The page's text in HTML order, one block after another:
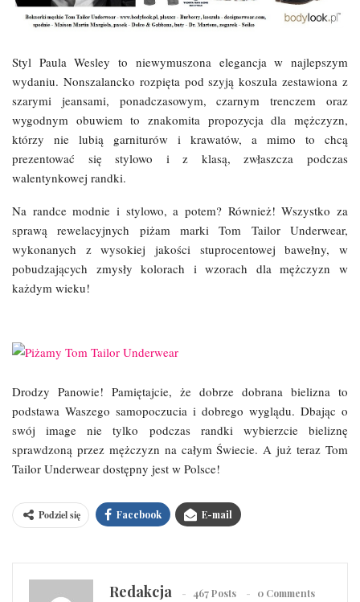
Styl Paula Wesley to niewymuszona elegancja w najlepszym
wydaniu. Nonszalancko rozpięta pod szyją koszula zestawiona z
szarymi jeansami, ponadczasowym, czarnym trenczem oraz
wygodnym obuwiem to znakomita propozycja dla mężczyzn,
którzy nie lubią garniturów i krawatów, a mimo to chcą
prezentować się stylowo i z klasą, zwłaszcza podczas
walentynkowej randki.
Na randce modnie i stylowo, a potem? Również! Wszystko za
sprawą rewelacyjnych piżam marki Tom Tailor Underwear,
wykonanych z wysokiej jakości stuprocentowej bawełny, w
pobudzających zmysły kolorach i wzorach dla mężczyzn w
każdym wieku!
Drodzy Panowie! Pamiętajcie, że dobrze dobrana bielizna to
podstawa Waszego samopoczucia i dobrego wyglądu. Dbając o
swój image nie tylko podczas randki wybierzcie bieliznę
sprawdzoną przez mężczyzn na całym Świecie. A już teraz Tom
Tailor Underwear dostępny jest w Polsce!
Podziel się Facebook E-mail
Redakcja 467 Posts 0 Comments